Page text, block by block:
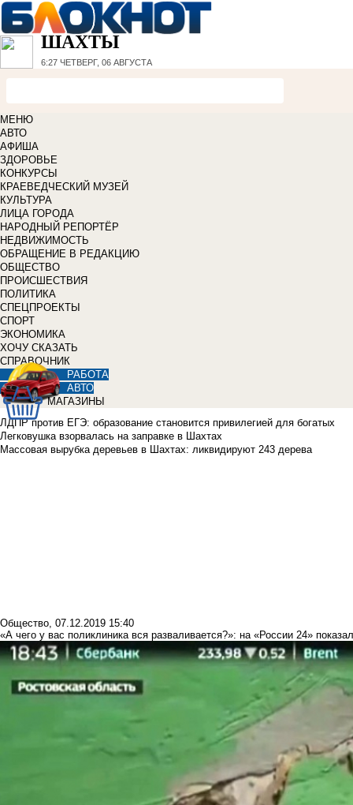
ШАХТЫ
6:27 ЧЕТВЕРГ, 06 АВГУСТА
МЕНЮ
АВТО
АФИША
ЗДОРОВЬЕ
КОНКУРСЫ
КРАЕВЕДЧЕСКИЙ МУЗЕЙ
КУЛЬТУРА
ЛИЦА ГОРОДА
НАРОДНЫЙ РЕПОРТЁР
НЕДВИЖИМОСТЬ
ОБРАЩЕНИЕ В РЕДАКЦИЮ
ОБЩЕСТВО
ПРОИСШЕСТВИЯ
ПОЛИТИКА
СПЕЦПРОЕКТЫ
СПОРТ
ЭКОНОМИКА
ХОЧУ СКАЗАТЬ
СПРАВОЧНИК
РАБОТА
АВТО
МАГАЗИНЫ
ЛДПР против ЕГЭ: образование становится привилегией для богатых
Легковушка взорвалась на заправке в Шахтах
Массовая вырубка деревьев в Шахтах: ликвидируют 243 дерева
Общество, 07.12.2019 15:40
«А чего у вас поликлиника вся разваливается?»: на «России 24»